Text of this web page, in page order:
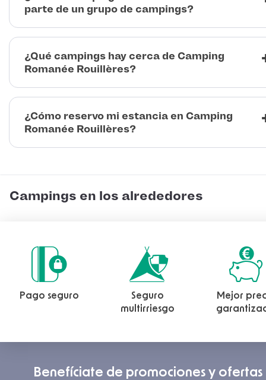
parte de un grupo de campings?
¿Qué campings hay cerca de Camping
Romanée Rouillères?
¿Cómo reservo mi estancia en Camping
Romanée Rouillères?
Campings en los alrededores
Pago seguro
Seguro
multirriesgo
Mejor
Benefíciate de promociones y ofertas